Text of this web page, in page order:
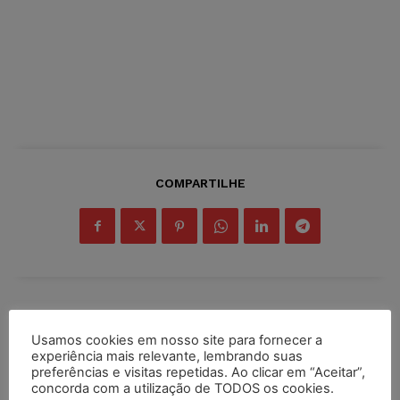
COMPARTILHE
Usamos cookies em nosso site para fornecer a
experiência mais relevante, lembrando suas
preferências e visitas repetidas. Ao clicar em “Aceitar”,
concorda com a utilização de TODOS os cookies.